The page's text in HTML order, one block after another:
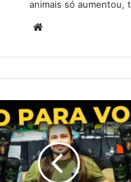
animais só aumentou,
Website